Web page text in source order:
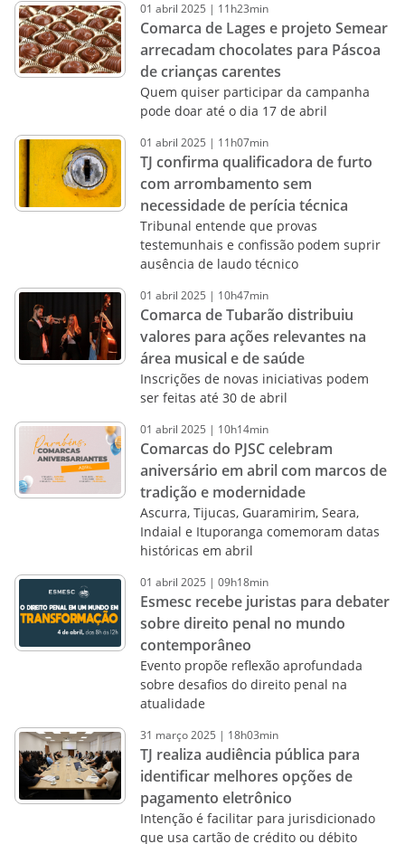
01 abril 2025 | 11h23min
Comarca de Lages e projeto Semear
arrecadam chocolates para Páscoa
de crianças carentes
Quem quiser participar da campanha
pode doar até o dia 17 de abril
01 abril 2025 | 11h07min
TJ confirma qualificadora de furto
com arrombamento sem
necessidade de perícia técnica
Tribunal entende que provas
testemunhais e confissão podem suprir
ausência de laudo técnico
01 abril 2025 | 10h47min
Comarca de Tubarão distribuiu
valores para ações relevantes na
área musical e de saúde
Inscrições de novas iniciativas podem
ser feitas até 30 de abril
01 abril 2025 | 10h14min
Comarcas do PJSC celebram
aniversário em abril com marcos de
tradição e modernidade
Ascurra, Tijucas, Guaramirim, Seara,
Indaial e Ituporanga comemoram datas
históricas em abril
01 abril 2025 | 09h18min
Esmesc recebe juristas para debater
sobre direito penal no mundo
contemporâneo
Evento propõe reflexão aprofundada
sobre desafios do direito penal na
atualidade
31 março2025 | 18h03min
TJ realiza audiência pública para
identificar melhores opções de
pagamento eletrônico
Intenção é facilitar para jurisdicionado
que usa cartão de crédito ou débito